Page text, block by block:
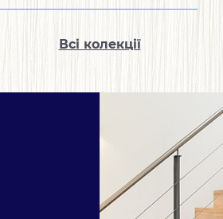
Всі колекції